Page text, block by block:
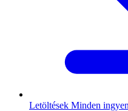
Letöltések Minden